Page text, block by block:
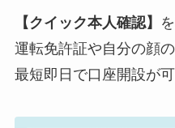
【クイック本人確認】
運転免許証や自分の顔
最短即日で口座開設が可